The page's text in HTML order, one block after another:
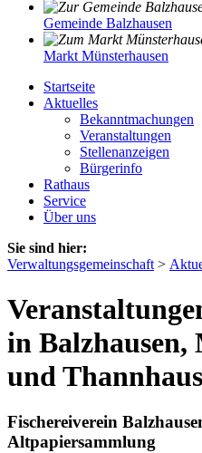
Gemeinde Balzhausen
Markt Münsterhausen
Startseite
Aktuelles
Bekanntmachungen
Veranstaltungen
Stellenanzeigen
Bürgerinfo
Rathaus
Service
Über uns
Sie sind hier:
Verwaltungsgemeinschaft >
in Balzhausen,
und
Fischereiverein
Altpapiersammlung